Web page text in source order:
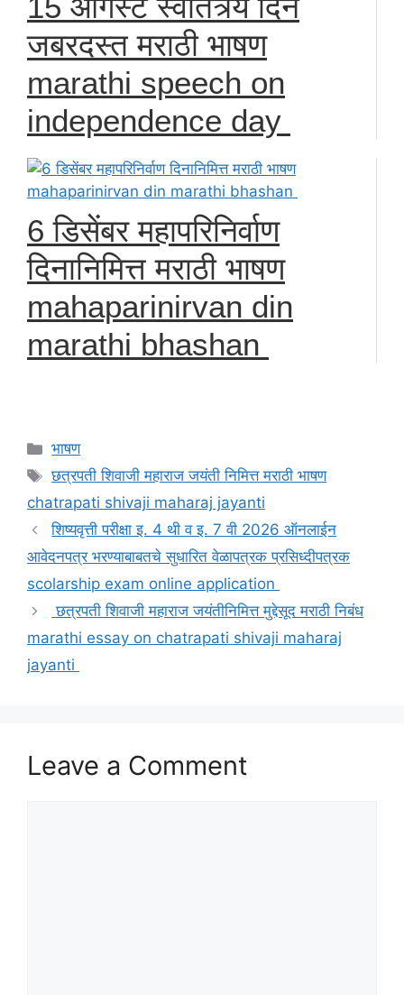
15 ऑगस्ट स्वातंत्र्य दिन
जबरदस्त मराठी भाषण
marathi speech on
independence day
6 डिसेंबर महापरिनिर्वाण
दिनानिमित्त मराठी भाषण
mahaparinirvan din
marathi bhashan
Categories
भाषण
Tags
छत्रपती शिवाजी महाराज जयंती निमित्त मराठी भाषण
chatrapati shivaji maharaj jayanti
शिष्यवृत्ती परीक्षा इ. 4 थी व इ. 7 वी 2026 ऑनलाईन
आवेदनपत्र भरण्याबाबतचे सुधारित वेळापत्रक प्रसिध्दीपत्रक
scolarship exam online application
छत्रपती शिवाजी महाराज जयंतीनिमित्त मुद्देसूद मराठी निबंध
marathi essay on chatrapati shivaji maharaj
jayanti
Leave a Comment